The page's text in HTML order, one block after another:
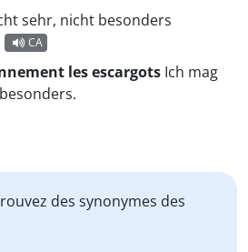
sehr, nicht besonders
CA
les escargots Ich mag
des synonymes des